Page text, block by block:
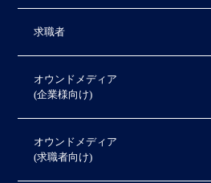
求職者
オウンドメディア
(企業様向け)
オウンドメディア
(求職者向け)